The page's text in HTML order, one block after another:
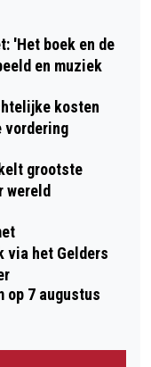
'Het boek en de
en muziek
kosten
vordering
grootste
wereld
via het Gelders
op 7 augustus